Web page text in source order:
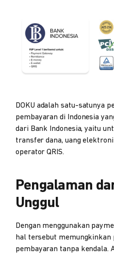
DOKU adalah satu-satunya
pembayaran di Indonesia
dari Bank Indonesia, yaitu
transfer dana, uang
operator QRIS.
Pengalaman
Unggul
Dengan menggunakan
hal tersebut memungkinkan
pembayaran tanpa kendala.